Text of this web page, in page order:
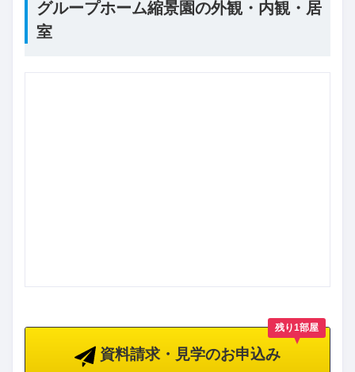
グループホーム縮景園の外観・内観・居
室
残り1部屋
資料請求・見学のお申込み